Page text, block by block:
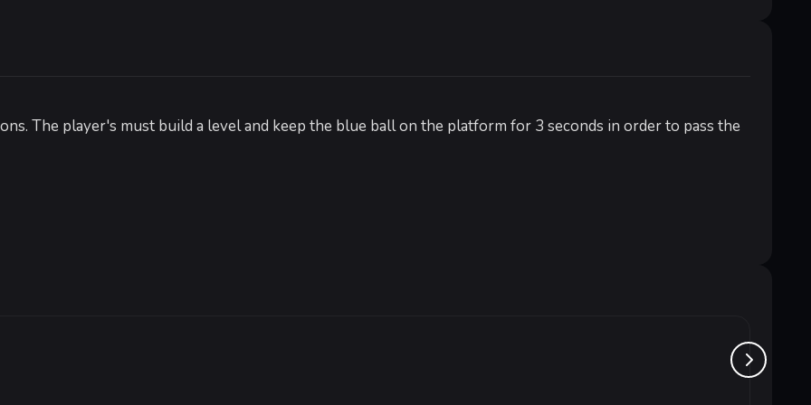
The player's must build a level and keep the blue ball on the platform for 3 seconds in order to pass the
512 MB ОЗУ
HD Graphics
Zup!